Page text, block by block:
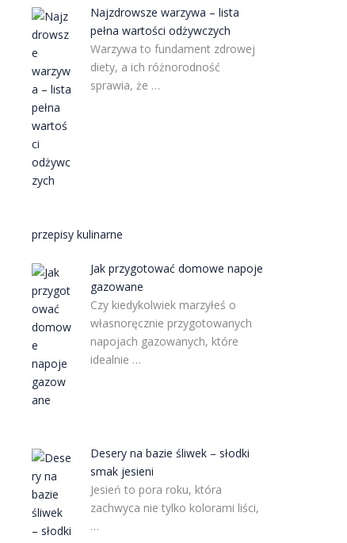
Najzdrowsze warzywa – lista
pełna wartości odżywczych
Warzywa to fundament zdrowej
diety, a ich różnorodność
sprawia, że …
przepisy kulinarne
Jak przygotować domowe napoje
gazowane
Czy kiedykolwiek marzyłeś o
własnoręcznie przygotowanych
napojach gazowanych, które
idealnie …
Desery na bazie śliwek – słodki
smak jesieni
Jesień to pora roku, która
zachwyca nie tylko kolorami liści,
…